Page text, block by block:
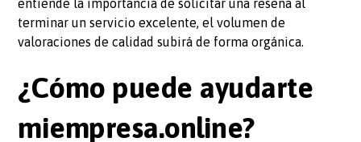
terminar un servicio excelente, el volumen de
valoraciones de calidad subirá de forma orgánica.
¿Cómo puede ayudarte
miempresa.online?